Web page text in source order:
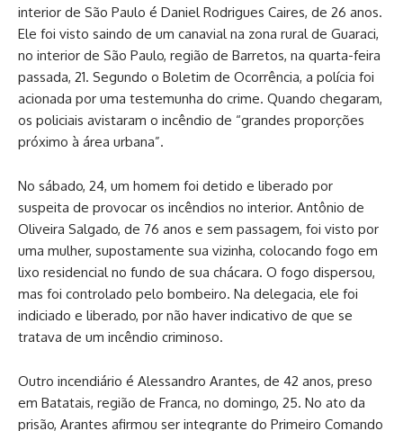
interior de São Paulo é Daniel Rodrigues Caires, de 26 anos.
Ele foi visto saindo de um canavial na zona rural de Guaraci,
no interior de São Paulo, região de Barretos, na quarta-feira
passada, 21. Segundo o Boletim de Ocorrência, a polícia foi
acionada por uma testemunha do crime. Quando chegaram,
os policiais avistaram o incêndio de “grandes proporções
próximo à área urbana”.
No sábado, 24, um homem foi detido e liberado por
suspeita de provocar os incêndios no interior. Antônio de
Oliveira Salgado, de 76 anos e sem passagem, foi visto por
uma mulher, supostamente sua vizinha, colocando fogo em
lixo residencial no fundo de sua chácara. O fogo dispersou,
mas foi controlado pelo bombeiro. Na delegacia, ele foi
indiciado e liberado, por não haver indicativo de que se
tratava de um incêndio criminoso.
Outro incendiário é Alessandro Arantes, de 42 anos, preso
em Batatais, região de Franca, no domingo, 25. No ato da
prisão, Arantes afirmou ser integrante do Primeiro Comando